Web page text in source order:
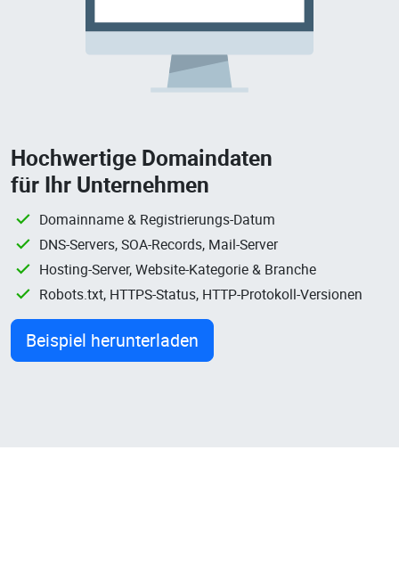
Hochwertige Domaindaten
für Ihr Unternehmen
Domainname & Registrierungs-Datum
DNS-Servers, SOA-Records, Mail-Server
Hosting-Server, Website-Kategorie & Branche
Robots.txt, HTTPS-Status, HTTP-Protokoll-Versionen
Beispiel herunterladen